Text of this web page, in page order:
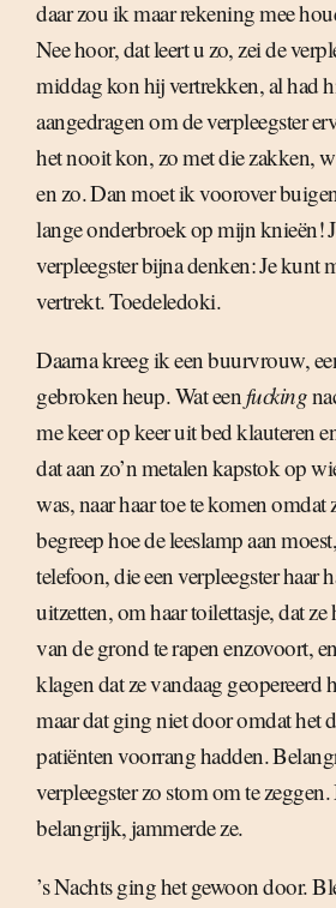
daar zou ik maar rekening mee
Nee hoor, dat leert u zo, zei de
middag kon hij vertrekken, al had
aangedragen om de verpleegster
het nooit kon, zo met die zakken,
en zo. Dan moet ik voorover
lange onderbroek op mijn knieën!
verpleegster bijna denken: Je kunt
vertrekt. Toedeledoki.
Daarna kreeg ik een buurvrouw,
gebroken heup. Wat eenfucking
me keer op keer uit bed klauteren
dat aan zo’n metalen kapstok op
was, naar haar toe te komen omdat
begreep hoe de leeslamp aan
telefoon, die een verpleegster haar
uitzetten, om haar toilettasje, dat
van de grond te rapen enzovoort,
klagen dat ze vandaag geopereerd
maar dat ging niet door omdat het
patiënten voorrang hadden.
verpleegster zo stom om te
belangrijk, jammerde ze.
’s Nachts ging het gewoon door.